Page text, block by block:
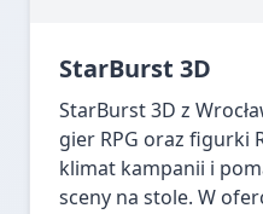
StarBurst 3D
StarBurst 3D z
gier RPG oraz figurki
klimat kampanii i
sceny na stole. W